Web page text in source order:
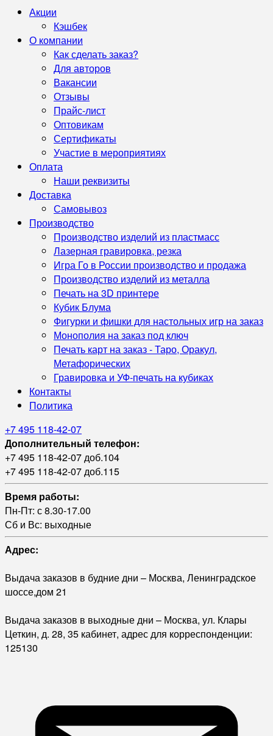
Акции
Кэшбек
О компании
Как сделать заказ?
Для авторов
Вакансии
Отзывы
Прайс-лист
Оптовикам
Сертификаты
Участие в мероприятиях
Оплата
Наши реквизиты
Доставка
Самовывоз
Производство
Производство изделий из пластмасс
Лазерная гравировка, резка
Игра Го в России производство и продажа
Производство изделий из металла
Печать на 3D принтере
Кубик Блума
Фигурки и фишки для настольных игр на заказ
Монополия на заказ под ключ
Печать карт на заказ - Таро, Оракул,
Метафорических
Гравировка и УФ‑печать на кубиках
Контакты
Политика
+7 495 118-42-07
Дополнительный телефон:
+7 495 118-42-07 доб.104
+7 495 118-42-07 доб.115
Время работы:
Пн-Пт: с 8.30-17.00
Сб и Вс: выходные
Адрес:
Выдача заказов в будние дни – Москва, Ленинградское
шоссе,дом 21
Выдача заказов в выходные дни – Москва, ул. Клары
Цеткин, д. 28, 35 кабинет, адрес для корреспонденции:
125130